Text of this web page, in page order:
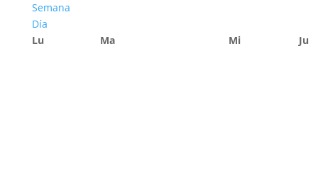
Semana
Día
Lu
Ma Mi Ju